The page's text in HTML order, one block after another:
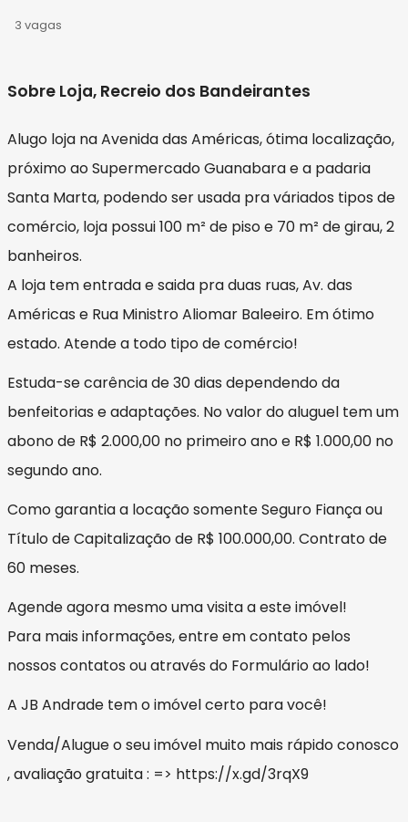
3 vagas
Sobre Loja, Recreio dos Bandeirantes
Alugo loja na Avenida das Américas, ótima localização,
próximo ao Supermercado Guanabara e a padaria
Santa Marta, podendo ser usada pra váriados tipos de
comércio, loja possui 100 m² de piso e 70 m² de girau, 2
banheiros.
A loja tem entrada e saida pra duas ruas, Av. das
Américas e Rua Ministro Aliomar Baleeiro. Em ótimo
estado. Atende a todo tipo de comércio!
Estuda-se carência de 30 dias dependendo da
benfeitorias e adaptações. No valor do aluguel tem um
abono de R$ 2.000,00 no primeiro ano e R$ 1.000,00 no
segundo ano.
Como garantia a locação somente Seguro Fiança ou
Título de Capitalização de R$ 100.000,00. Contrato de
60 meses.
Agende agora mesmo uma visita a este imóvel!
Para mais informações, entre em contato pelos
nossos contatos ou através do Formulário ao lado!
A JB Andrade tem o imóvel certo para você!
Venda/Alugue o seu imóvel muito mais rápido conosco
, avaliação gratuita : => https://x.gd/3rqX9